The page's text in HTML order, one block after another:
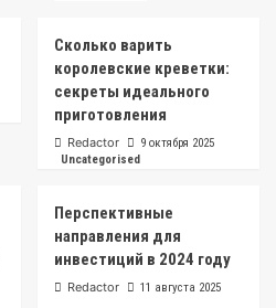
Сколько варить
королевские креветки:
секреты идеального
приготовления
Redactor
9 октября 2025
Uncategorised
Перспективные
направления для
инвестиций в 2024 году
Redactor
11 августа 2025